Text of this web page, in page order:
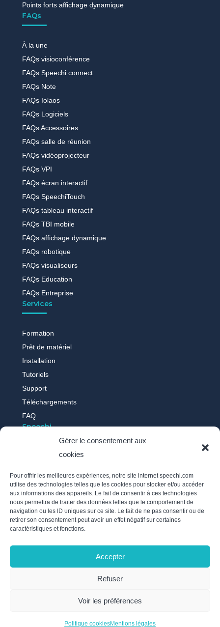
Gérer le consentement aux
cookies
Pour offrir les meilleures expériences, notre site internet speechi.com
utilise des technologies telles que les cookies pour stocker et/ou accéder
aux informations des appareils. Le fait de consentir à ces technologies
nous permettra de traiter des données telles que le comportement de
navigation ou les ID uniques sur ce site. Le fait de ne pas consentir ou de
retirer son consentement peut avoir un effet négatif sur certaines
caractéristiques et fonctions.
Accepter
Refuser
Voir les préférences
Politique cookiesMentions légales
Points forts affichage dynamique
FAQs
À la une
FAQs visioconférence
FAQs Speechi connect
FAQs Note
FAQs Iolaos
FAQs Logiciels
FAQs Accessoires
FAQs salle de réunion
FAQs vidéoprojecteur
FAQs VPI
FAQs écran interactif
FAQs SpeechiTouch
FAQs tableau interactif
FAQs TBI mobile
FAQs affichage dynamique
FAQs robotique
FAQs visualiseurs
FAQs Education
FAQs Entreprise
Services
Formation
Prêt de matériel
Installation
Tutoriels
Support
Téléchargements
FAQ
Speechi
Qui sommes-nous ?
Témoignages
Recrutement
Politique des cookies
Mentions légales
Inscrivez-vous à notre newsletter et soyez au courant de